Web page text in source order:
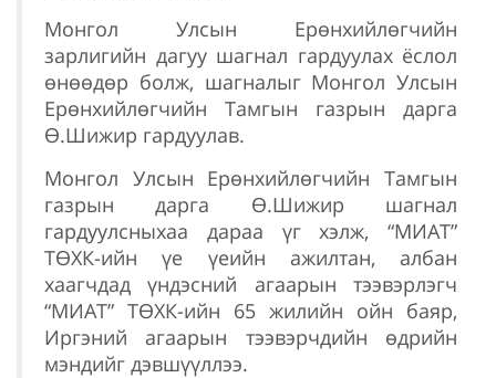
Монгол Улсын Ерөнхийлөгчийн
зарлигийн дагуу шагнал гардуулах ёслол
өнөөдөр болж, шагналыг Монгол Улсын
Ерөнхийлөгчийн Тамгын газрын дарга
Ө.Шижир гардуулав.
Монгол Улсын Ерөнхийлөгчийн Тамгын
газрын дарга Ө.Шижир шагнал
гардуулсныхаа дараа үг хэлж, “МИАТ”
ТӨХК-ийн үе үеийн ажилтан, албан
хаагчдад үндэсний агаарын тээвэрлэгч
“МИАТ” ТӨХК-ийн 65 жилийн ойн баяр,
Иргэний агаарын тээвэрчдийн өдрийн
мэндийг дэвшүүллээ.